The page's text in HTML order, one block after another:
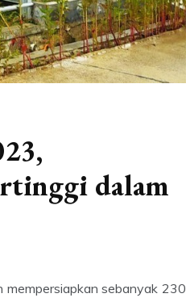
dalam
mempersiapkan sebanyak 230